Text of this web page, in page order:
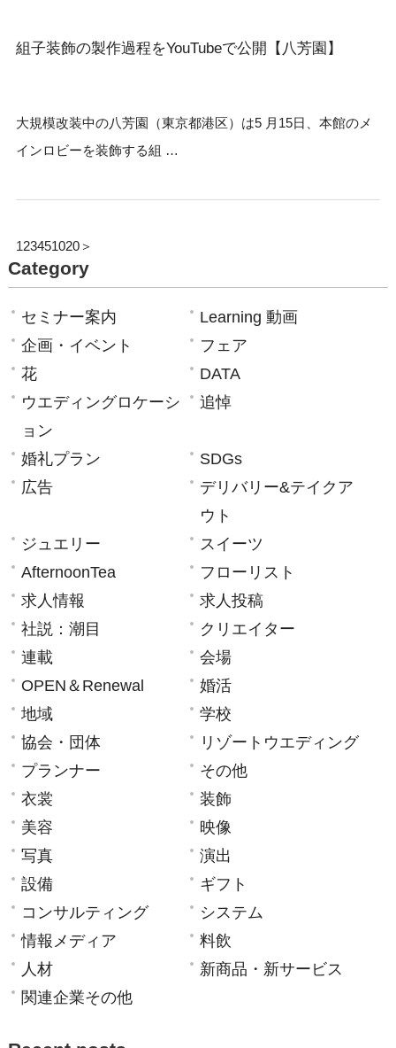
組子装飾の製作過程をYouTubeで公開【八芳園】
大規模改装中の八芳園（東京都港区）は5 月15日、本館のメ
インロビーを装飾する組 …
123451020＞
Category
セミナー案内
Learning 動画
企画・イベント
フェア
花
DATA
ウエディングロケーシ
ョン
追悼
婚礼プラン
SDGs
広告
デリバリー&テイクア
ウト
ジュエリー
スイーツ
AfternoonTea
フローリスト
求人情報
求人投稿
社説：潮目
クリエイター
連載
会場
OPEN＆Renewal
婚活
地域
学校
協会・団体
リゾートウエディング
プランナー
その他
衣裳
装飾
美容
映像
写真
演出
設備
ギフト
コンサルティング
システム
情報メディア
料飲
人材
新商品・新サービス
関連企業その他